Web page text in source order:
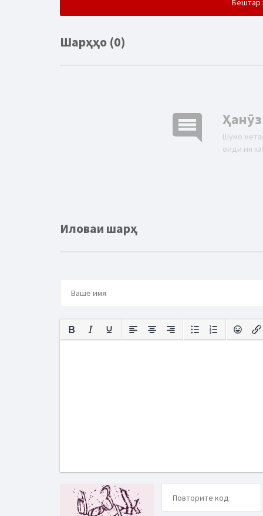
Бештар
Шарҳҳо (0)
comment Ҳанӯз
Шумо
оиди ин
Иловаи шарҳ